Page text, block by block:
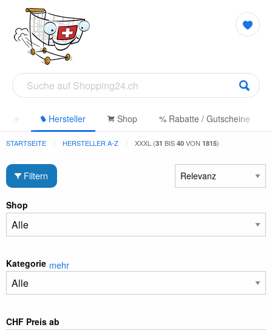
Hersteller Shop % Rabatte / Gutscheine
STARTSEITE HERSTELLER A-Z XXXL (31 BIS 40 VON 1815)
Filtern
Shop
Kategorie mehr
CHF Preis ab